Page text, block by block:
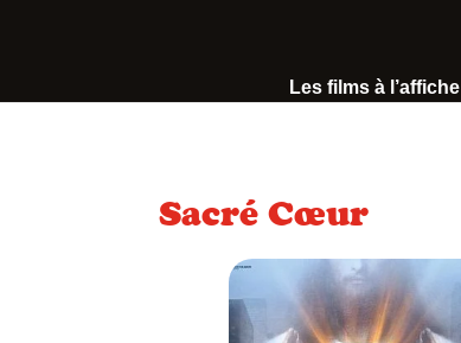
Les films à l’affiche
Sacré Cœur